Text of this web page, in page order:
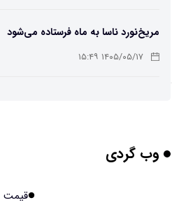
مریخ‌نورد ناسا به ماه فرستاده می‌شود
۱۴۰۵/۰۵/۱۷ ۱۵:۴۹
آیا میوه و عسل به بزرگ‌تر شدن مغز
وب گردی
قیمت